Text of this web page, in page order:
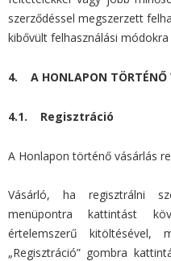
szerződéssel megszerzett
kibővült felhasználási
4. A HONLAPON TÖRTÉNŐ
4.1. Regisztráció
A Honlapon történő vásárlás
Vásárló, ha regisztrálni
menüpontra kattintást
értelemszerű
„Regisztráció” gombra